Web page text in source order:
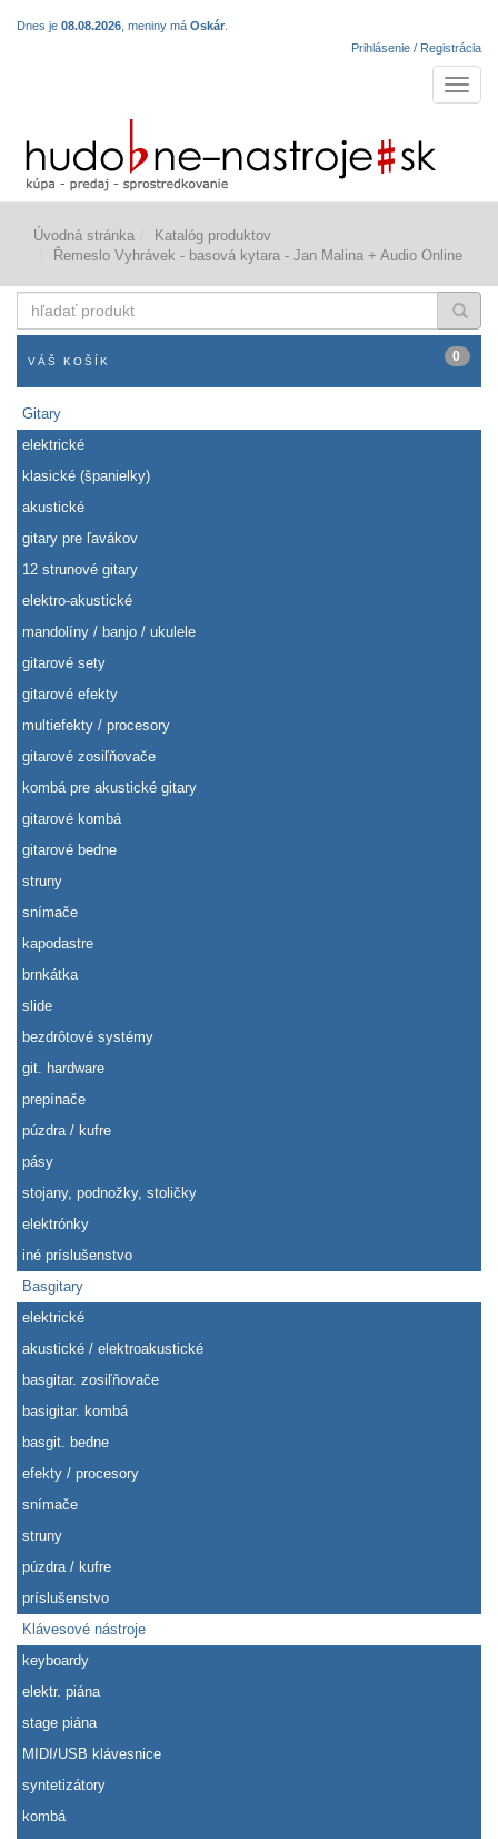
Dnes je 08.08.2026 , meniny má Oskár
Prihlásenie / Registrácia
Úvodná stránka
Katalóg produktov
Řemeslo Vyhrávek - basová kytara - Jan Malina + Audio Online
produkt
VÁŠ KOŠÍK 0
Gitary
elektrické
klasické (španielky)
akustické
gitary pre ľavákov
12 strunové gitary
elektro-akustické
mandolíny / banjo / ukulele
gitarové sety
gitarové efekty
multiefekty / procesory
gitarové zosiľňovače
kombá pre akustické gitary
gitarové kombá
gitarové bedne
struny
snímače
kapodastre
brnkátka
slide
bezdrôtové systémy
git. hardware
prepínače
púzdra / kufre
pásy
stojany, podnožky, stoličky
elektrónky
iné príslušenstvo
Basgitary
elektrické
akustické / elektroakustické
basgitar. zosiľňovače
basigitar. kombá
basgit. bedne
efekty / procesory
snímače
struny
púzdra / kufre
príslušenstvo
Klávesové nástroje
keyboardy
elektr. piána
stage piána
MIDI/USB klávesnice
syntetizátory
kombá